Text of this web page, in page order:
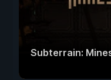
Subterrain: